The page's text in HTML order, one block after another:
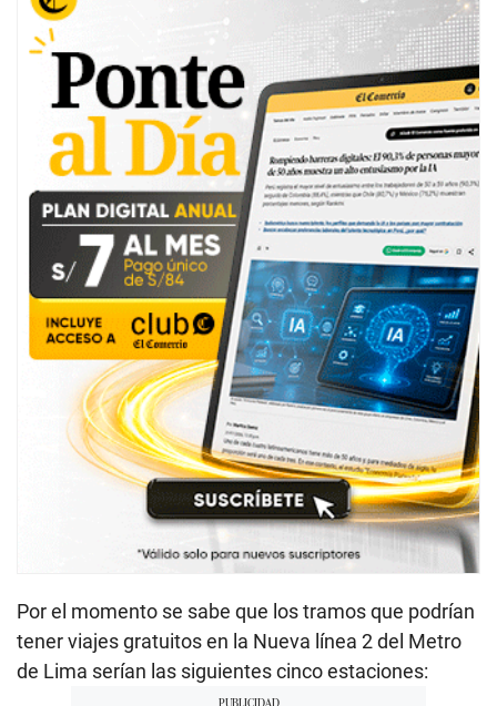
Por el momento se sabe que los tramos que podrían
tener viajes gratuitos en la Nueva línea 2 del Metro
de Lima serían las siguientes cinco estaciones: